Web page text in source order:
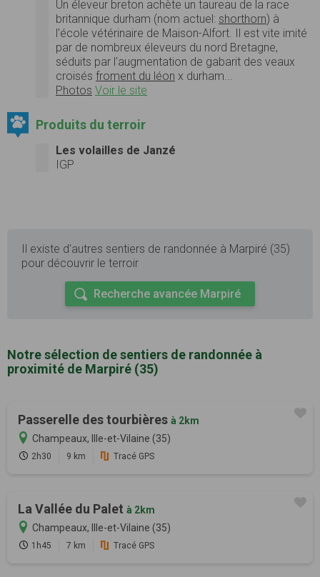
Un éleveur breton achète un taureau de la race
britannique durham (nom actuel: shorthorn) à
l'école vétérinaire de Maison-Alfort. Il est vite imité
par de nombreux éleveurs du nord Bretagne,
séduits par l'augmentation de gabarit des veaux
croisés froment du léon x durham...
Photos Voir le site
Produits du terroir
Les volailles de Janzé
IGP
Il existe d'autres sentiers de randonnée à Marpiré (35)
pour découvrir le terroir
Recherche avancée Marpiré
Notre sélection de sentiers de randonnée à
proximité de Marpiré (35)
Passerelle des tourbières à 2km
Champeaux, Ille-et-Vilaine (35)
2h30 9 km Tracé GPS
La Vallée du Palet à 2km
Champeaux, Ille-et-Vilaine (35)
1h45 7 km Tracé GPS